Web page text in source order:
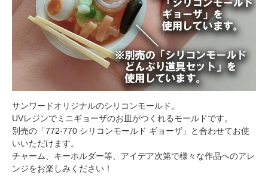
サンワードオリジナルのシリコンモールド。
UVレジンでミニギョーザのお皿がつくれるモールドです。
別売の「772-770 シリコンモールド ギョーザ」と合わせてお使
いいただけます。
チャーム、キーホルダー等、アイデア次第で様々な作品へのアレ
ンジをお楽しみください！